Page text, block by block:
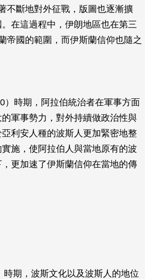
不斷地對外征戰，版圖也逐漸擴
在這過程中，伊朗地區也在第三
帝國的範圍，而伊斯蘭信仰也隨之
時期，阿拉伯統治者在軍事方面
軍事勢力，對外持續做政治性與
利安人種的波斯人更加緊密地整
施，使阿拉伯人與當地原有的波
更加速了伊斯蘭信仰在當地的傳
期，波斯文化以及波斯人的地位